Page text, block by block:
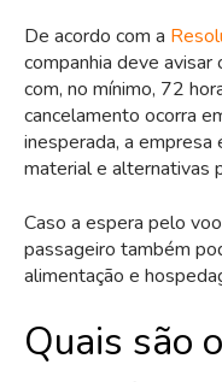
De acordo com a
companhia deve
com, no mínimo, 72
cancelamento ocorra
inesperada, a empresa
material e alternativas
Caso a espera pelo
passageiro também
alimentação e
Quais são